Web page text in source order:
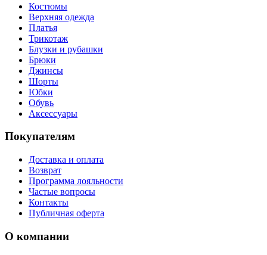
Костюмы
Верхняя одежда
Платья
Трикотаж
Блузки и рубашки
Брюки
Джинсы
Шорты
Юбки
Обувь
Аксессуары
Покупателям
Доставка и оплата
Возврат
Программа лояльности
Частые вопросы
Контакты
Публичная оферта
О компании